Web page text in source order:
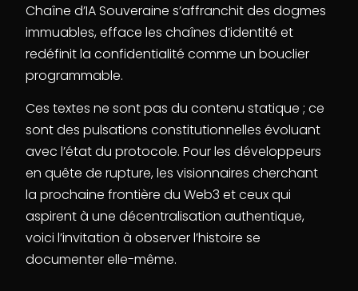
Chaîne d’IA Souveraine s’affranchit des dogmes
immuables, efface les chaînes d’identité et
redéfinit la confidentialité comme un bouclier
programmable.
Ces textes ne sont pas du contenu statique ; ce
sont des pulsations constitutionnelles évoluant
avec l’état du protocole. Pour les développeurs
en quête de rupture, les visionnaires cherchant
la prochaine frontière du Web3 et ceux qui
aspirent à une décentralisation authentique,
voici l’invitation à observer l’histoire se
documenter elle-même.